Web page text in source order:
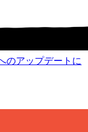
のアップデートに